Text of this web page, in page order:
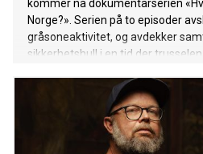
kommer nå dokumentarserien
Norge?». Serien på to episoder
gråsoneaktivitet, og avdekker
sikkerhetshull i en tid der